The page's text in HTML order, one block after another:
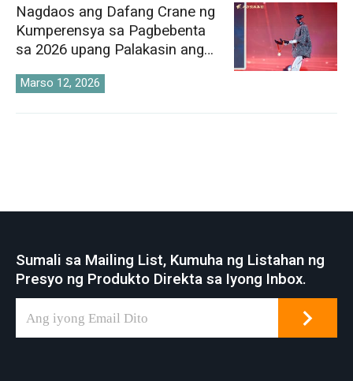
Nagdaos ang Dafang Crane ng
Kumperensya sa Pagbebenta
sa 2026 upang Palakasin ang
Pandaigdigang Istratehiya sa
Pamilihan ng Crane
Marso 12, 2026
Sumali sa Mailing List, Kumuha ng Listahan ng
Presyo ng Produkto Direkta sa Iyong Inbox.